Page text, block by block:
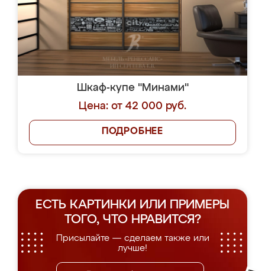
Шкаф-купе "Минами"
Цена: от 42 000 руб.
ПОДРОБНЕЕ
ЕСТЬ КАРТИНКИ ИЛИ ПРИМЕРЫ
ТОГО, ЧТО НРАВИТСЯ?
Присылайте — сделаем также или
лучше!